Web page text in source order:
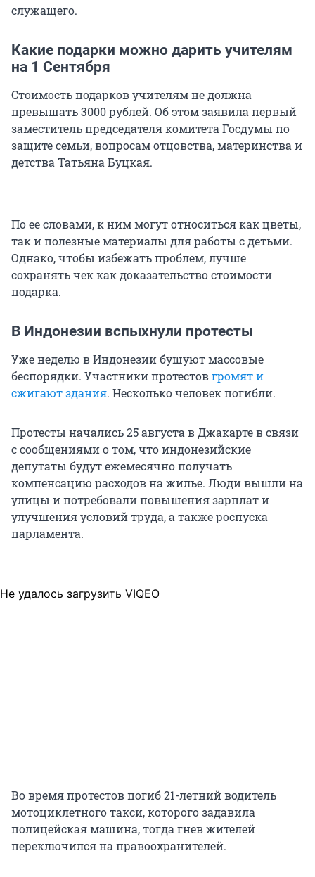
служащего.
Какие подарки можно дарить учителям
на 1 Сентября
Стоимость подарков учителям не должна
превышать 3000 рублей. Об этом заявила первый
заместитель председателя комитета Госдумы по
защите семьи, вопросам отцовства, материнства и
детства Татьяна Буцкая.
По ее словами, к ним могут относиться как цветы,
так и полезные материалы для работы с детьми.
Однако, чтобы избежать проблем, лучше
сохранять чек как доказательство стоимости
подарка.
В Индонезии вспыхнули протесты
Уже неделю в Индонезии бушуют массовые
беспорядки. Участники протестовгромят и
сжигают здания. Несколько человек погибли.
Протесты начались 25 августа в Джакарте в связи
с сообщениями о том, что индонезийские
депутаты будут ежемесячно получать
компенсацию расходов на жилье. Люди вышли на
улицы и потребовали повышения зарплат и
улучшения условий труда, а также роспуска
парламента.
Не удалось загрузить VIQEO
Во время протестов погиб 21-летний водитель
мотоциклетного такси, которого задавила
полицейская машина, тогда гнев жителей
переключился на правоохранителей.